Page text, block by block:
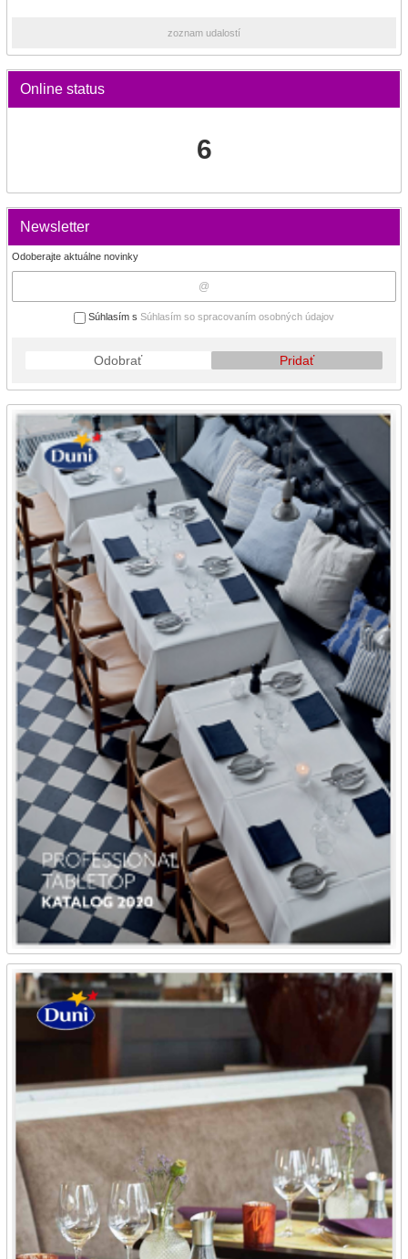
zoznam udalostí
Online status
6
Newsletter
Odoberajte aktuálne novinky
Súhlasím s Súhlasím so spracovaním osobných údajov
Odobrať Pridať